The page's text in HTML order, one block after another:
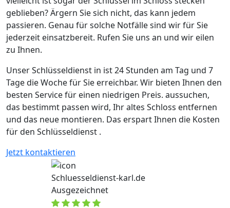
geblieben? Ärgern Sie sich nicht, das kann jedem
passieren. Genau für solche Notfälle sind wir für Sie
jederzeit einsatzbereit. Rufen Sie uns an und wir eilen
zu Ihnen.
Unser Schlüsseldienst in ist 24 Stunden am Tag und 7
Tage die Woche für Sie erreichbar. Wir bieten Ihnen den
besten Service für einen niedrigen Preis. aussuchen,
das bestimmt passen wird, Ihr altes Schloss entfernen
und das neue montieren. Das erspart Ihnen die Kosten
für den Schlüsseldienst .
Jetzt kontaktieren
Schluesseldienst-karl.de
Ausgezeichnet